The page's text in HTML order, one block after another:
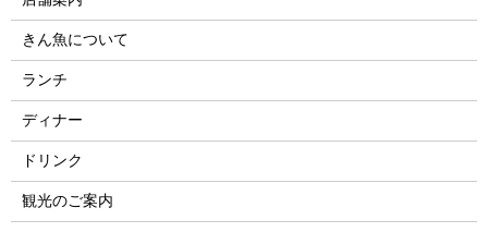
きん魚について
ランチ
ディナー
ドリンク
観光のご案内